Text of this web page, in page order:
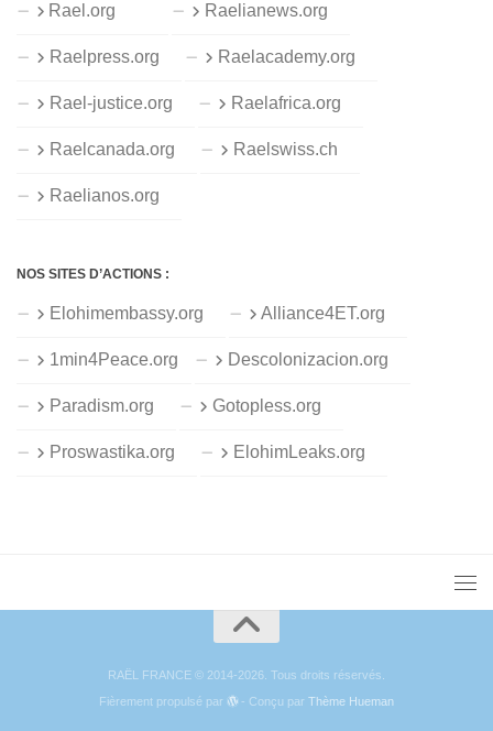
Rael.org Raelianews.org
Raelpress.org Raelacademy.org
Rael-justice.org Raelafrica.org
Raelcanada.org Raelswiss.ch
Raelianos.org
NOS SITES D’ACTIONS :
Elohimembassy.org Alliance4ET.org
1min4Peace.org Descolonizacion.org
Paradism.org Gotopless.org
Proswastika.org ElohimLeaks.org
RAËL FRANCE © 2014-2026. Tous droits réservés.
Fièrement propulsé par
- Conçu parThème Hueman